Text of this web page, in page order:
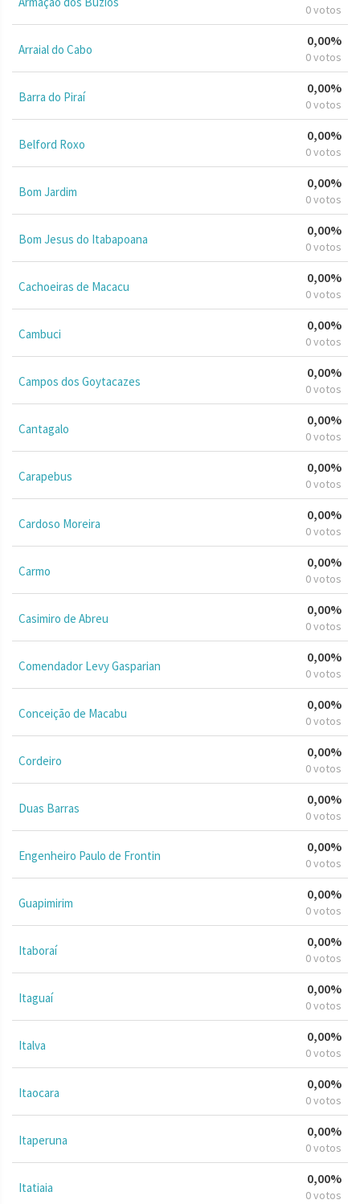
0 votos
Arraial do Cabo
0,00%
0 votos
Barra do Piraí
0,00%
0 votos
Belford Roxo
0,00%
0 votos
Bom Jardim
0,00%
0 votos
Bom Jesus do Itabapoana
0,00%
0 votos
Cachoeiras de Macacu
0,00%
0 votos
Cambuci
0,00%
0 votos
Campos dos Goytacazes
0,00%
0 votos
Cantagalo
0,00%
0 votos
Carapebus
0,00%
0 votos
Cardoso Moreira
0,00%
0 votos
Carmo
0,00%
0 votos
Casimiro de Abreu
0,00%
0 votos
Comendador Levy Gasparian
0,00%
0 votos
Conceição de Macabu
0,00%
0 votos
Cordeiro
0,00%
0 votos
Duas Barras
0,00%
0 votos
Engenheiro Paulo de Frontin
0,00%
0 votos
Guapimirim
0,00%
0 votos
Itaboraí
0,00%
0 votos
Itaguaí
0,00%
0 votos
Italva
0,00%
0 votos
Itaocara
0,00%
0 votos
Itaperuna
0,00%
0 votos
Itatiaia
0,00%
0 votos